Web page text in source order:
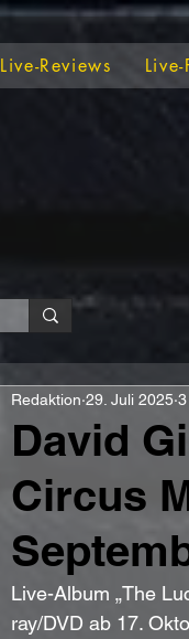
Live-Reviews
David
Circus
Redaktion 29. Juli 2025
Live-Album „The
ray/DVD ab 17.